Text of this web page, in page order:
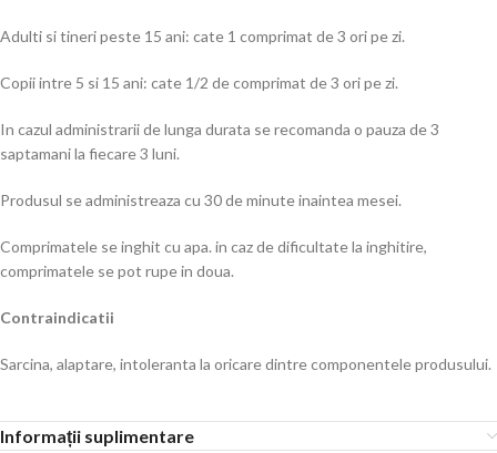
Adulti si tineri peste 15 ani: cate 1 comprimat de 3 ori pe zi.
Copii intre 5 si 15 ani: cate 1/2 de comprimat de 3 ori pe zi.
In cazul administrarii de lunga durata se recomanda o pauza de 3
saptamani la fiecare 3 luni.
Produsul se administreaza cu 30 de minute inaintea mesei.
Comprimatele se inghit cu apa. in caz de dificultate la inghitire,
comprimatele se pot rupe in doua.
Contraindicatii
Sarcina, alaptare, intoleranta la oricare dintre componentele produsului.
Informații suplimentare